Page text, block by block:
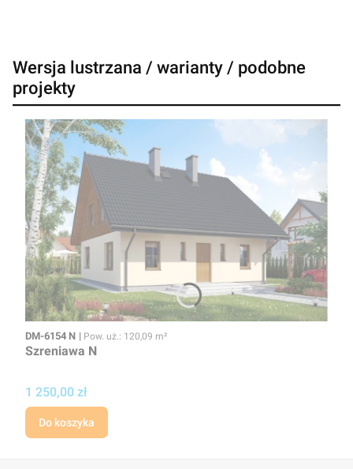
Wersja lustrzana / warianty / podobne
projekty
Kod
DM-6154 N Powierzchnia użytkowa
Pow. uż.: 120,09 m²
Szreniawa N
Cena projektu
1 250,00 zł
Do koszyka